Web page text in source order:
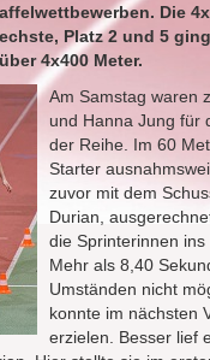
Die
Platz 2 und 5
4x400 Meter.
Am Samstag waren
und Hanna Jung für
der Reihe. Im 60
Starter
zuvor mit dem
Durian,
die Sprinterinnen
Mehr als 8,40
Umständen nicht
konnte im nächsten
erzielen. Besser lief